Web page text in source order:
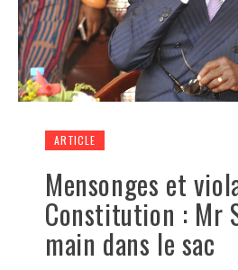
ARTICLE
Mensonges et
Constitution : Mr
main dans le sac